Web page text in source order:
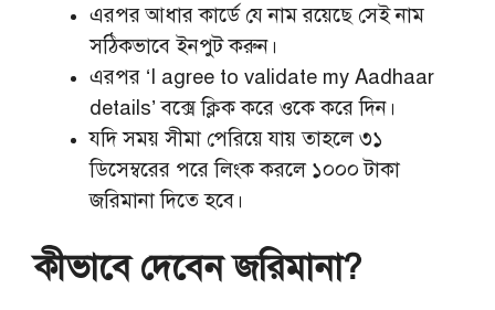
এরপর আধার কার্ডে যে নাম রয়েছে সেই নাম
সঠিকভাবে ইনপুট করুন।
এরপর ‘I agree to validate my Aadhaar
details’ বক্সে ক্লিক করে ওকে করে দিন।
যদি সময় সীমা পেরিয়ে যায় তাহলে ৩১
ডিসেম্বরের পরে লিংক করলে ১০০০ টাকা
জরিমানা দিতে হবে।
কীভাবে দেবেন জরিমানা?